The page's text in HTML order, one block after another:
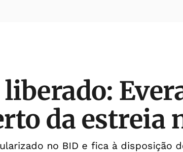
da estreia
no BID e fica à disposição